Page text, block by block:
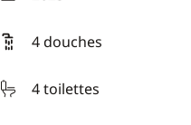
4 douches
4 toilettes